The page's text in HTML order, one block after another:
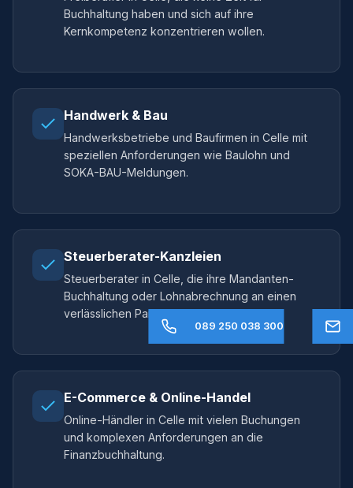
Buchhaltung haben und sich auf ihre
Kernkompetenz konzentrieren wollen.
Handwerk & Bau
Handwerksbetriebe und Baufirmen in Celle mit
speziellen Anforderungen wie Baulohn und
SOKA-BAU-Meldungen.
Steuerberater-Kanzleien
Steuerberater in Celle, die ihre Mandanten-
Buchhaltung oder Lohnabrechnung an einen
verlässlichen Partner auslagern möchten.
E-Commerce & Online-Handel
Online-Händler in Celle mit vielen Buchungen
und komplexen Anforderungen an die
Finanzbuchhaltung.
089 250 038 300